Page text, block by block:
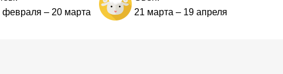
февраля – 20 марта
21 марта – 19 апреля